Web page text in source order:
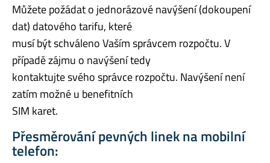
Můžete požádat o jednorázové navýšení (dokoupení
dat) datového tarifu, které
musí být schváleno Vaším správcem rozpočtu. V
případě zájmu o navýšení tedy
kontaktujte svého správce rozpočtu. Navýšení není
zatím možné u benefitních
SIM karet.
Přesměrování pevných linek na mobilní
telefon: